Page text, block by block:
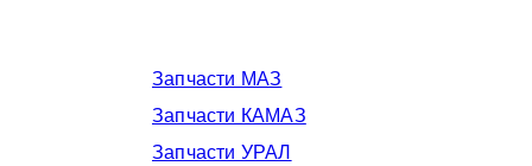
Запчасти МАЗ
Запчасти КАМАЗ
Запчасти УРАЛ